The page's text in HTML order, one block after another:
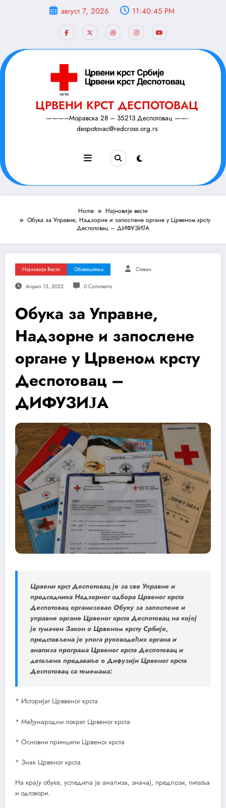
август 7, 2026 11:40:46 PM
ЦРВЕНИ КРСТ ДЕСПОТОВАЦ
———–Моравска 28 – 35213 Деспотовац ——-
despotovac@redcross.org.rs
Home
Најновије вести
Обука за Управне, Надзорне и запослене органе у Црвеном крсту
Деспотовац – ДИФУЗИЈА
Најновије Вести Обавештења Стеван
Април 13, 2022 0 Comments
Обука за Управне,
Надзорне и запослене
органе у Црвеном крсту
Деспотовац –
ДИФУЗИЈА
Црвени крст Деспотовац је за све Управне и
председника Надзорног одбора Црвеног крста
Деспотовац организовао Обуку за запослене и
управне органе Црвеног крста Деспотовац на којој
је тумачен Закон о Црвеном крсту Србије,
представљена је улога руководећих органа и
анализа програма Црвеног крста Деспотовац и
детаљено предавање о Дифузији Црвеног крста
Деспотовац са темемама:
* Историјат Црввеног крста
* Међународни покрет Црвеног крста
* Основни принципи Црвеног крста
* Знак Црвеног крста
На крају обуке, уследила је анализа, значај, предлози, питања
и одговори.